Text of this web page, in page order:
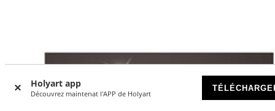
Holyart app
Découvrez maintenat l'APP de Holyart